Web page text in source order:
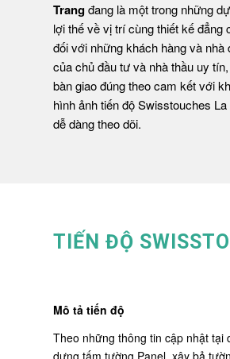
Trangđang là một trong những
lợi thế về vị trí cùng thiết kế đẳng
đối với những khách hàng và
của chủ đầu tư và nhà thầu uy
bàn giao đúng theo cam kết với
hình ảnh tiến độ Swisstouches
dễ dàng theo dõi.
TIẾN ĐỘ
Mô tả tiến độ
Theo những thông tin cập nhật tại